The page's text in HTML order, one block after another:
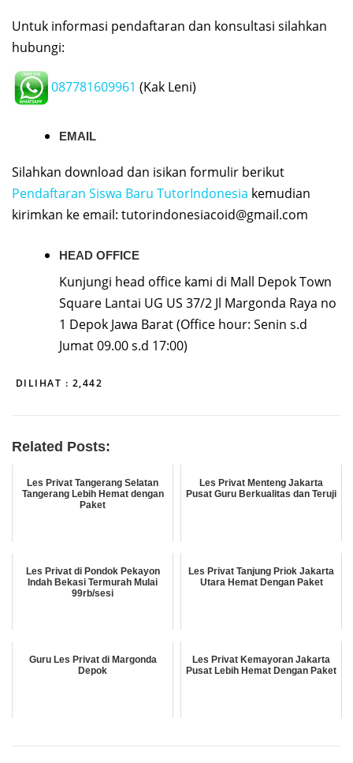
Untuk informasi pendaftaran dan konsultasi silahkan
hubungi:
087781609961 (Kak Leni)
EMAIL
Silahkan download dan isikan formulir berikut
Pendaftaran Siswa Baru TutorIndonesia kemudian
kirimkan ke email: tutorindonesiacoid@gmail.com
HEAD OFFICE
Kunjungi head office kami di Mall Depok Town
Square Lantai UG US 37/2 Jl Margonda Raya no
1 Depok Jawa Barat (Office hour: Senin s.d
Jumat 09.00 s.d 17:00)
DILIHAT : 2,442
Related Posts:
Les Privat Tangerang Selatan
Tangerang Lebih Hemat dengan
Paket
Les Privat Menteng Jakarta
Pusat Guru Berkualitas dan Teruji
Les Privat di Pondok Pekayon
Indah Bekasi Termurah Mulai
99rb/sesi
Les Privat Tanjung Priok Jakarta
Utara Hemat Dengan Paket
Guru Les Privat di Margonda
Depok
Les Privat Kemayoran Jakarta
Pusat Lebih Hemat Dengan Paket